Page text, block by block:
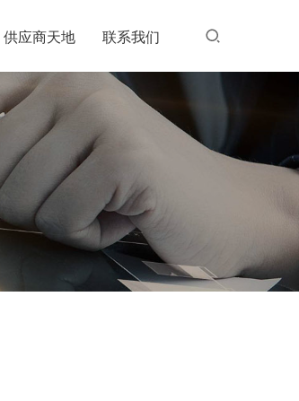
供应商天地 联系我们